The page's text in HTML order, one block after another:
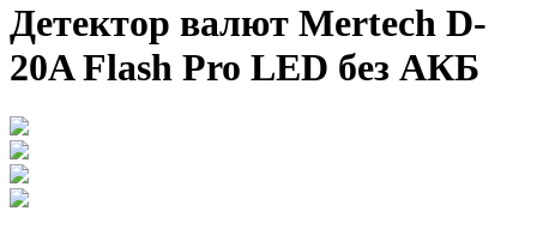
Детектор валют Mertech D-
20A Flash Pro LED без АКБ